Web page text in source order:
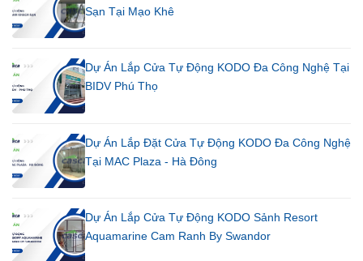
Sạn Tại Mạo Khê
Dự Án Lắp Cửa Tự Động KODO Đa Công Nghệ Tại
BIDV Phú Thọ
Dự Án Lắp Đặt Cửa Tự Động KODO Đa Công Nghệ
Tại MAC Plaza - Hà Đông
Dự Án Lắp Cửa Tự Động KODO Sảnh Resort
Aquamarine Cam Ranh By Swandor